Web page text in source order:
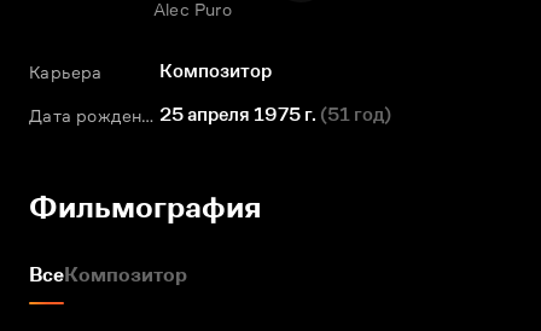
Alec Puro
Карьера Композитор
Дата рождения 25 апреля 1975 г. (51 год)
Фильмография
ВсеКомпозитор